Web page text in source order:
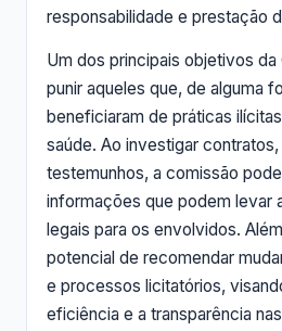
responsabilidade e prestação
Um dos principais objetivos
punir aqueles que, de alguma
beneficiaram de práticas
saúde. Ao investigar
testemunhos, a comissão
informações que podem levar
legais para os envolvidos.
potencial de recomendar
e processos licitatórios,
eficiência e a transparência